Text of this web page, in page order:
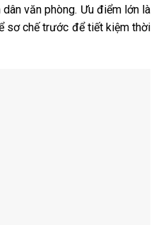
văn phòng. Ưu điểm lớn là
sơ chế trước để tiết kiệm thời